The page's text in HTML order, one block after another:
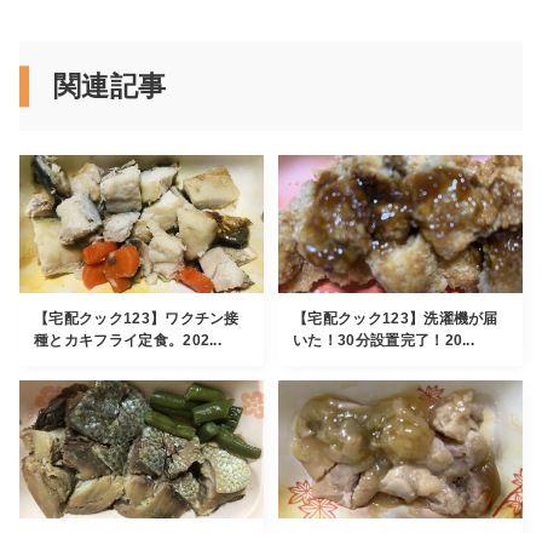
関連記事
【宅配クック123】ワクチン接
種とカキフライ定食。202...
【宅配クック123】洗濯機が届
いた！30分設置完了！20...